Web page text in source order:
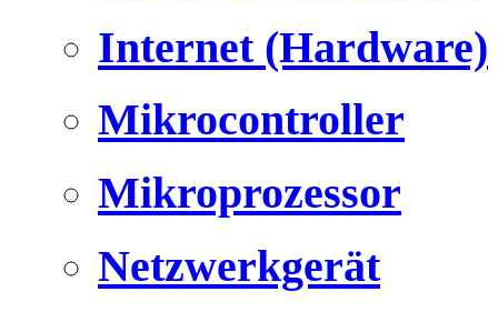
Internet (Hardware)
Mikrocontroller
Mikroprozessor
Netzwerkgerät